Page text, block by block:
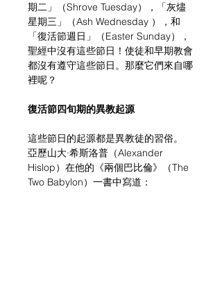
期二」（Shrove Tuesday），「灰燼
星期三」（Ash Wednesday ），和
「復活節週日」（Easter Sunday），
聖經中沒有這些節日！使徒和早期教會
都沒有遵守這些節日。那麼它們來自哪
裡呢？
復活節四旬期的異教起源
這些節日的起源都是異教徒的習俗。
亞歷山大·希斯洛普（Alexander
Hislop）在他的《兩個巴比倫》（The
Two Babylon）一書中寫道：